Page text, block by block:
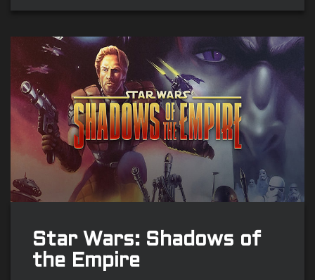
Star Wars: Shadows of
the Empire